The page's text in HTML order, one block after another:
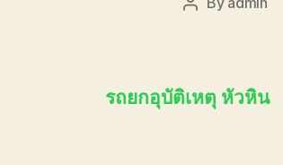
Post
รถยกอุบัติเหตุ หัวหิน